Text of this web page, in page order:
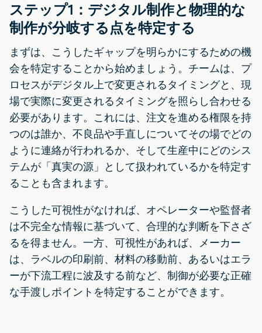
ステップ1：デジタル制作と物理的な
制作が分岐する点を特定する
まずは、こうしたギャップを明らかにするための機
会を特定することから始めましょう。チームは、プ
ロセスがデジタル上で変更されるタイミングと、現
場で実際に変更されるタイミングを照らし合わせる
必要があります。これには、注文を進める権限を持
つのは誰か、不良品や手直しについてその場でどの
ように連絡が行われるか、そして生産中にどのシス
テムが「真実の源」として扱われているかを特定す
ることも含まれます。
こうした可視性がなければ、オペレーターや監督者
は不完全な情報に基づいて、合理的な判断を下さざ
るを得ません。一方、可視性があれば、メーカー
は、ラベルの印刷前、材料の移動前、あるいはエラ
ーが下流工程に波及する前など、制御が必要な正確
な手渡しポイントを特定することができます。